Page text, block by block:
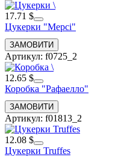
17.71 $
Цукерки "Мерсі"
Артикул: f0725_2
12.65 $
Коробка "Рафаелло"
Артикул: f01813_2
12.08 $
Цукерки Truffes